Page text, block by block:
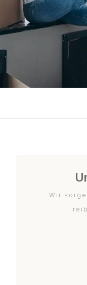
Wir